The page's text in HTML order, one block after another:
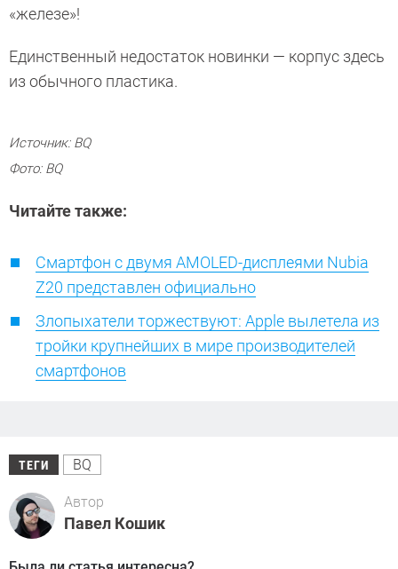
«железе»!
Единственный недостаток новинки — корпус здесь
из обычного пластика.
Источник: BQ
Фото: BQ
Читайте также:
Смартфон с двумя AMOLED-дисплеями Nubia
Z20 представлен официально
Злопыхатели торжествуют: Apple вылетела из
тройки крупнейших в мире производителей
смартфонов
ТЕГИ BQ
Автор
Павел Кошик